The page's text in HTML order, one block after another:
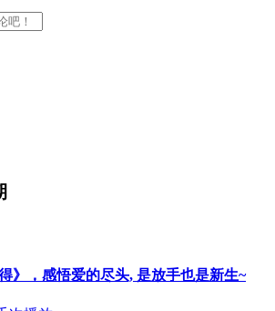
》，感悟爱的尽头, 是放手也是新生~